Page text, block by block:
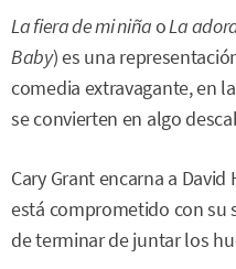
La fiera de mi niñaoLa
Baby) es una
comedia extravagante, en
se convierten en algo
Cary Grant encarna a
está comprometido con su
de terminar de juntar los